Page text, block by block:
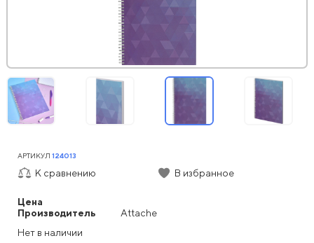
Цена
Производитель
Attache
Нет в наличии
АРТИКУЛ 124013
К сравнению В избранное